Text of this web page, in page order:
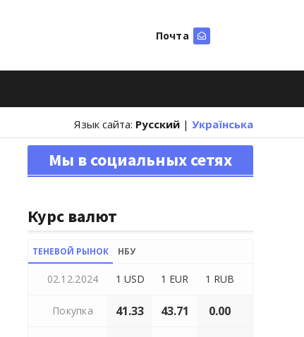
Почта
Язык сайта: Русский | Українська
Мы в социальных сетях
Курс валют
ТЕНЕВОЙ РЫНОК НБУ
02.12.2024 1 USD 1 EUR 1 RUB
Покупка 41.33 43.71 0.00